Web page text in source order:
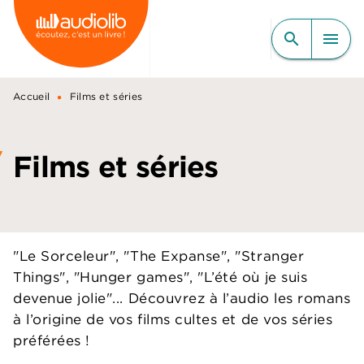
MENU RECHERCHE
CONTENU
PIED DE PAGE
search menu
Accueil • Films et séries
Films et séries
"Le Sorceleur", "The Expanse", "Stranger
Things", "Hunger games", "L’été où je suis
devenue jolie"... Découvrez à l’audio les romans
à l’origine de vos films cultes et de vos séries
préférées !